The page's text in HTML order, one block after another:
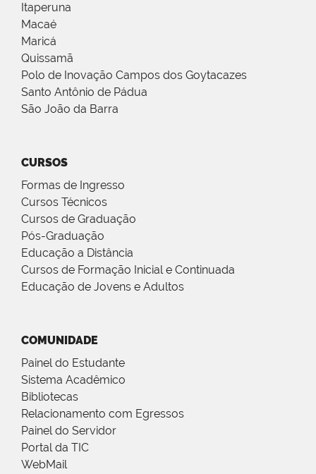
Itaperuna
Macaé
Maricá
Quissamã
Polo de Inovação Campos dos Goytacazes
Santo Antônio de Pádua
São João da Barra
CURSOS
Formas de Ingresso
Cursos Técnicos
Cursos de Graduação
Pós-Graduação
Educação a Distância
Cursos de Formação Inicial e Continuada
Educação de Jovens e Adultos
COMUNIDADE
Painel do Estudante
Sistema Acadêmico
Bibliotecas
Relacionamento com Egressos
Painel do Servidor
Portal da TIC
WebMail